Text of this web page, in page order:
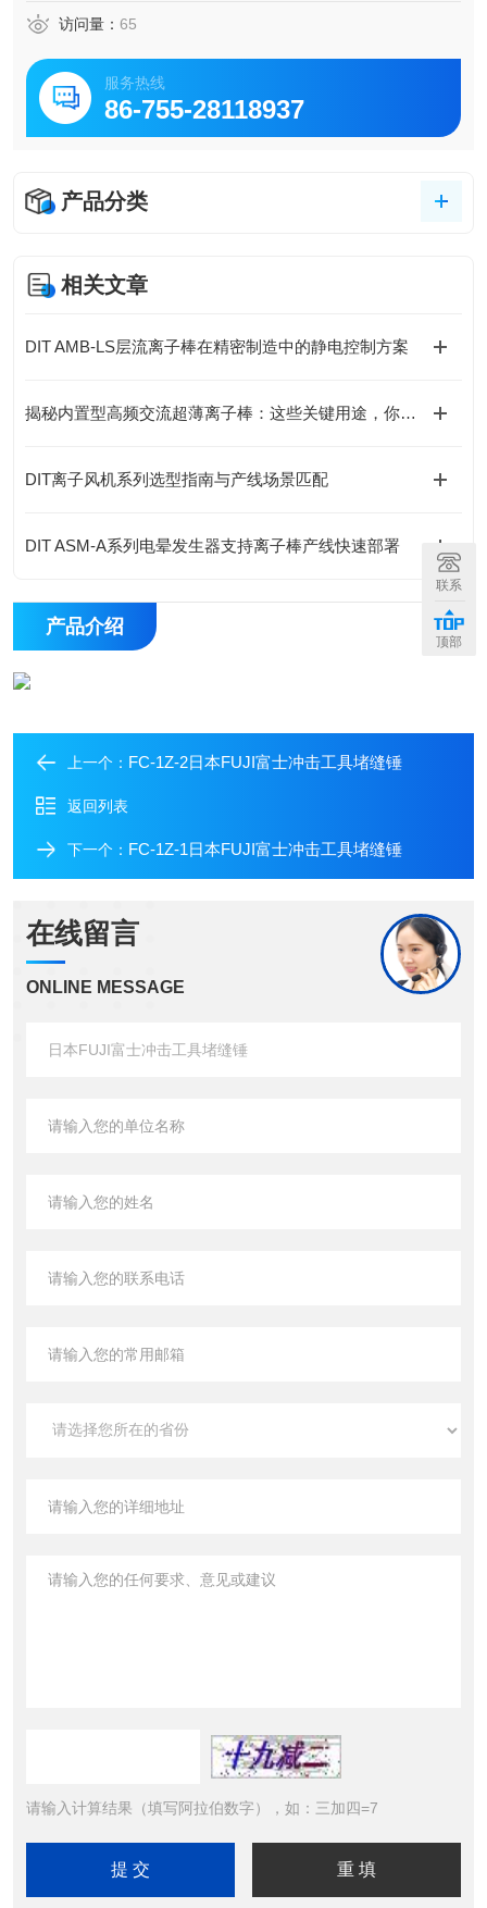
访问量： 65
服务热线
86-755-28118937
产品分类
相关文章
DIT AMB-LS层流离子棒在精密制造中的静电控制方案
揭秘内置型高频交流超薄离子棒：这些关键用途，你可能还没了解！
DIT离子风机系列选型指南与产线场景匹配
DIT ASM-A系列电晕发生器支持离子棒产线快速部署
产品介绍
上一个： FC-1Z-2日本FUJI富士冲击工具堵缝锤
返回列表
下一个： FC-1Z-1日本FUJI富士冲击工具堵缝锤
在线留言
ONLINE MESSAGE
请输入计算结果（填写阿拉伯数字），如：三加四=7
联系
顶部